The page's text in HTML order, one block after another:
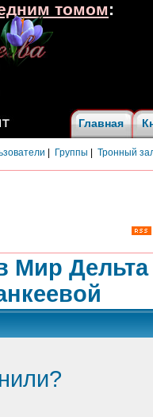
Главная
Группы Тронный
Мир
томом: